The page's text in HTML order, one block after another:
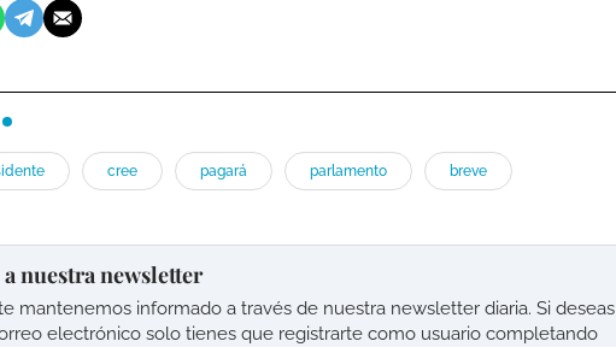
cree pagará parlamento breve
nuestra newsletter
mantenemos informado a través de nuestra newsletter diaria. Si deseas
electrónico solo tienes que registrarte como usuario completando